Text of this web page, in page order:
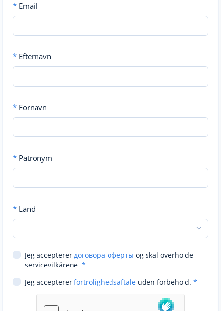
* Email
* Efternavn
* Fornavn
* Patronym
* Land
Jeg accepterer договора-оферты og skal overholde
servicevilkårene. *
Jeg accepterer fortrolighedsaftale uden forbehold. *